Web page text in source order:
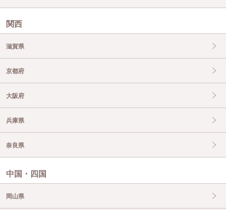
関西
滋賀県
京都府
大阪府
兵庫県
奈良県
中国・四国
岡山県